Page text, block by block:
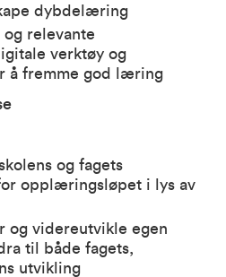
dybdelæring
og relevante
verktøy og
å fremme god læring
og fagets
opplæringsløpet i lys av
og videreutvikle egen
til både fagets,
utvikling